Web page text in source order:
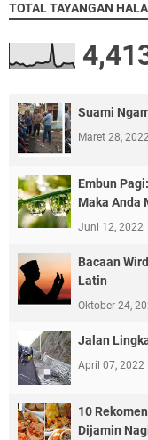
TOTAL TAYANGAN
Suami
Maret 28,
Embun
Maka Anda
Juni 12, 2022
Bacaan
Latin
Oktober 24,
Jalan
April 07, 2022
10
Dijamin